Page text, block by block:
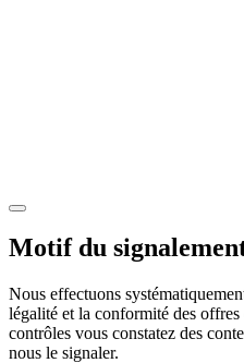
Motif du
Nous effectuons
légalité et la conformité des
contrôles vous constatez des
nous le signaler.